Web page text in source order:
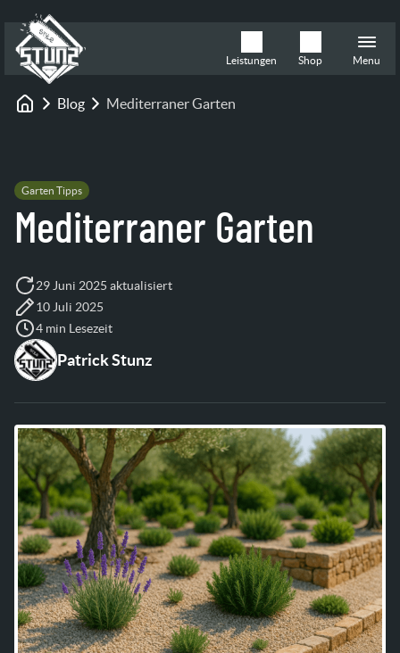
Leistungen Shop Menu
Startseite
Blog Mediterraner Garten
Garten Tipps
Mediterraner Garten
29 Juni 2025 aktualisiert
10 Juli 2025
4 min Lesezeit
Patrick Stunz